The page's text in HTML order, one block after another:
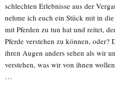
schlechten Erlebnisse aus der
nehme ich euch ein Stück mit in
mit Pferden zu tun hat und reitet,
Pferde verstehen zu können, oder?
ihren Augen anders sehen als wir
verstehen, was wir von ihnen
…